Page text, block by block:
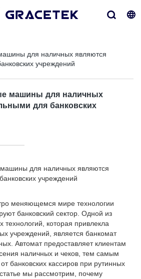
для наличных являются
учреждений
машины для наличных
для банковских
для наличных являются
учреждений
меняющемся мире технологии
банковский сектор. Одной из
технологий, которая привлекла
учреждений, является банкомат
Автомат предоставляет клиентам
наличных и чеков, тем самым
банковских кассиров при рутинных
мы рассмотрим, почему